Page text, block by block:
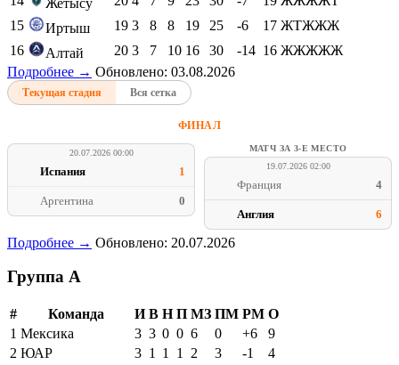
15
Иртыш 19 3 8 8 19 25 -6 17 ЖТЖЖЖ
16
Алтай 20 3 7 10 16 30 -14 16 ЖЖЖЖЖ
Подробнее → Обновлено: 03.08.2026
Текущая стадия Вся сетка
ФИНАЛ
20.07.2026 00:00
Испания 1
Аргентина 0
МАТЧ ЗА 3-Е МЕСТО
19.07.2026 02:00
Франция 4
Англия 6
Подробнее → Обновлено: 20.07.2026
Группа A
# Команда И В Н П МЗ ПМ РМ О
1 Мексика 3 3 0 0 6 0 +6
9
2 ЮАР 3 1 1 1 2 3 -1
4